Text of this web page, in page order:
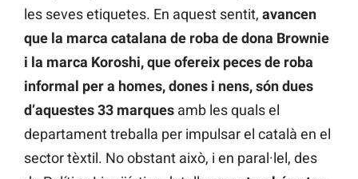
les seves etiquetes. En aquest sentit, avancen
que la marca catalana de roba de dona Brownie
i la marca Koroshi, que ofereix peces de roba
informal per a homes, dones i nens, són dues
d’aquestes 33 marques amb les quals el
departament treballa per impulsar el català en el
sector tèxtil. No obstant això, i en paral·lel, des